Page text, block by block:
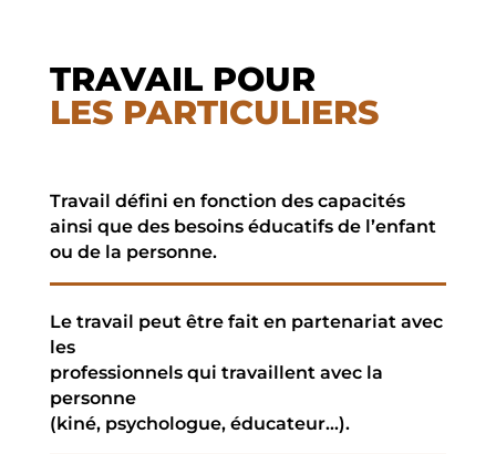
TRAVAIL POUR
LES PARTICULIERS
Travail défini en fonction des capacités
ainsi que des besoins éducatifs de l’enfant
ou de la personne.
Le travail peut être fait en partenariat avec
les
professionnels qui travaillent avec la
personne
(kiné, psychologue, éducateur…).